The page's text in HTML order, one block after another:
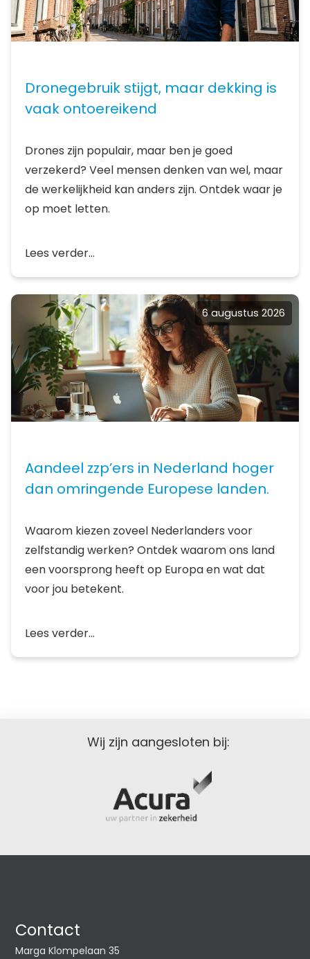
Dronegebruik stijgt, maar dekking is
vaak ontoereikend
Drones zijn populair, maar ben je goed
verzekerd? Veel mensen denken van wel, maar
de werkelijkheid kan anders zijn. Ontdek waar je
op moet letten.
Lees verder...
6 augustus 2026
Aandeel zzp’ers in Nederland hoger
dan omringende Europese landen.
Waarom kiezen zoveel Nederlanders voor
zelfstandig werken? Ontdek waarom ons land
een voorsprong heeft op Europa en wat dat
voor jou betekent.
Lees verder...
Wij zijn aangesloten bij:
Contact
Marga Klompelaan 35